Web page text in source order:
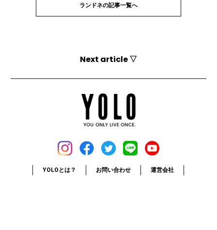
ランドネの記事一覧へ
Next article ▽
YOLOとは？ お問い合わせ 運営会社